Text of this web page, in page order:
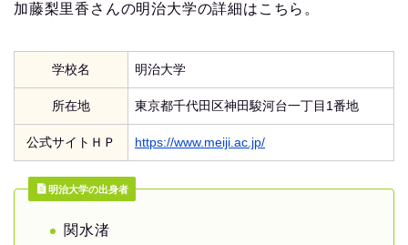
加藤梨里香さんの明治大学の詳細はこちら。
学校名 明治大学
所在地 東京都千代田区神田駿河台一丁目1番地
公式サイトＨＰ https://www.meiji.ac.jp/
明治大学の出身者
関水渚